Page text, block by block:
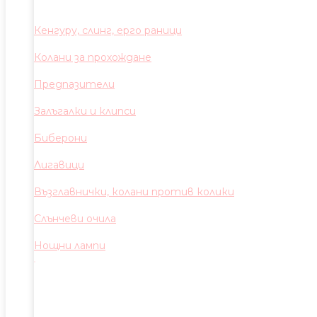
Кенгуру, слинг, ерго раници
Колани за прохождане
Предпазители
Залъгалки и клипси
Биберони
Лигавици
Възглавнички, колани против колики
Слънчеви очила
Нощни лампи